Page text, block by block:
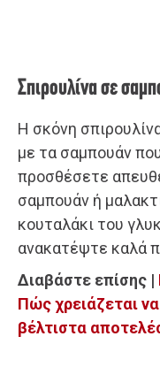
Σπιρουλίνα σε
Η σκόνη
με τα σαμπουάν
προσθέσετε
σαμπουάν ή
κουταλάκι του
ανακατέψτε καλά
Διαβάστε επίσης |
Πώς χρειάζεται
βέλτιστα